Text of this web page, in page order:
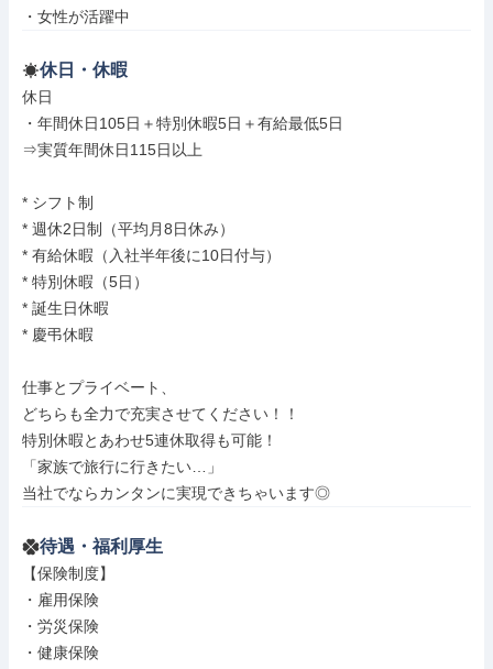
・女性が活躍中
休日・休暇
休日
・年間休日105日＋特別休暇5日＋有給最低5日
⇒実質年間休日115日以上
* シフト制
* 週休2日制（平均月8日休み）
* 有給休暇（入社半年後に10日付与）
* 特別休暇（5日）
* 誕生日休暇
* 慶弔休暇
仕事とプライベート、
どちらも全力で充実させてください！！
特別休暇とあわせ5連休取得も可能！
「家族で旅行に行きたい…」
当社でならカンタンに実現できちゃいます◎
待遇・福利厚生
【保険制度】
・雇用保険
・労災保険
・健康保険